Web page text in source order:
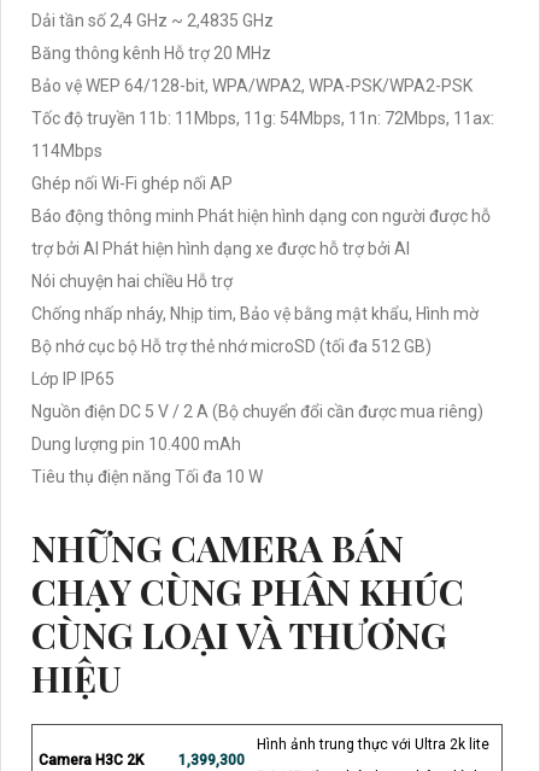
Dải tần số 2,4 GHz ~ 2,4835 GHz
Băng thông kênh Hỗ trợ 20 MHz
Bảo vệ WEP 64/128-bit, WPA/WPA2, WPA-PSK/WPA2-PSK
Tốc độ truyền 11b: 11Mbps, 11g: 54Mbps, 11n: 72Mbps, 11ax:
114Mbps
Ghép nối Wi-Fi ghép nối AP
Báo động thông minh Phát hiện hình dạng con người được hỗ
trợ bởi AI Phát hiện hình dạng xe được hỗ trợ bởi AI
Nói chuyện hai chiều Hỗ trợ
Chống nhấp nháy, Nhịp tim, Bảo vệ bằng mật khẩu, Hình mờ
Bộ nhớ cục bộ Hỗ trợ thẻ nhớ microSD (tối đa 512 GB)
Lớp IP IP65
Nguồn điện DC 5 V / 2 A (Bộ chuyển đổi cần được mua riêng)
Dung lượng pin 10.400 mAh
Tiêu thụ điện năng Tối đa 10 W
NHỮNG CAMERA BÁN
CHẠY CÙNG PHÂN KHÚC
CÙNG LOẠI VÀ THƯƠNG
HIỆU
Camera H3C 2K
1,399,300
Hình ảnh trung thực với Ultra 2k lite